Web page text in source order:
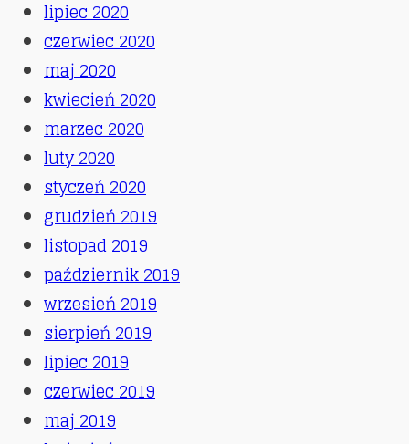
lipiec 2020
czerwiec 2020
maj 2020
kwiecień 2020
marzec 2020
luty 2020
styczeń 2020
grudzień 2019
listopad 2019
październik 2019
wrzesień 2019
sierpień 2019
lipiec 2019
czerwiec 2019
maj 2019